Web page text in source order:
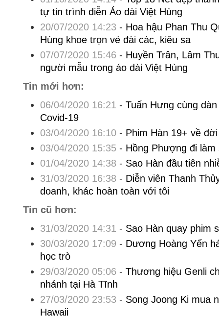
tự tin trình diễn Áo dài Việt Hùng
20/07/2020 14:23 - Hoa hậu Phan Thu
Hùng khoe trọn vẻ đài các, kiêu sa
07/07/2020 15:46 - Huyền Trân, Lâm
người mẫu trong áo dài Việt Hùng
Tin mới hơn:
06/04/2020 16:21 - Tuấn Hưng cùng
Covid-19
03/04/2020 16:10- Phim Hàn 19+ về
03/04/2020 15:35- Hồng Phượng đi
01/04/2020 14:38 - Sao Hàn đầu tiên
31/03/2020 16:38 - Diễn viên Thanh
doanh, khác hoàn toàn với tôi
Tin cũ hơn:
31/03/2020 14:31 - Sao Hàn quay phim
30/03/2020 17:09 - Dương Hoàng Yến
học trò
29/03/2020 05:06 - Thương hiệu Genli
nhánh tại Hà Tĩnh
27/03/2020 23:53 - Song Joong Ki mua
Hawaii